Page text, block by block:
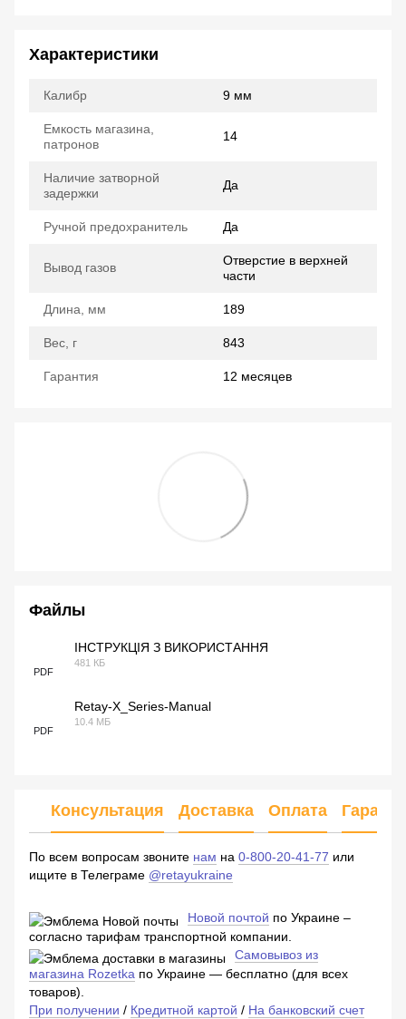
Характеристики
Калибр 9 мм
Емкость магазина,
патронов
14
Наличие затворной
задержки
Да
Ручной предохранитель Да
Вывод газов
Отверстие в верхней
части
Длина, мм 189
Вес, г 843
Гарантия 12 месяцев
Файлы
PDF
ІНСТРУКЦІЯ З ВИКОРИСТАННЯ
481 КБ
PDF
Retay-X_Series-Manual
10.4 МБ
Консультация Доставка Оплата
По всем вопросам звоните нам на 0-800-20-41-77 или
ищите в Телеграме @retayukraine
Новой почтой по Украине –
согласно тарифам транспортной компании.
Самовывоз из
магазина Rozetka по Украине — бесплатно (для всех
товаров).
При получении / Кредитной картой / На банковский счет